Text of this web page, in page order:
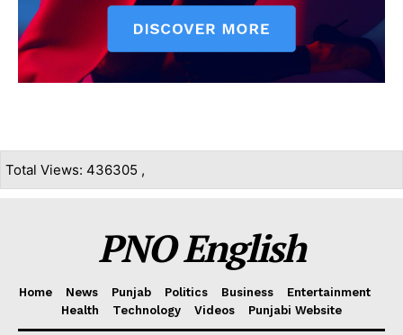
Total Views: 436305 ,
PNO English
Home News Punjab Politics Business
Entertainment
Health
Technology Videos Punjabi Website